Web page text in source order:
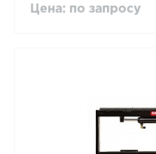
Цена: по запросу